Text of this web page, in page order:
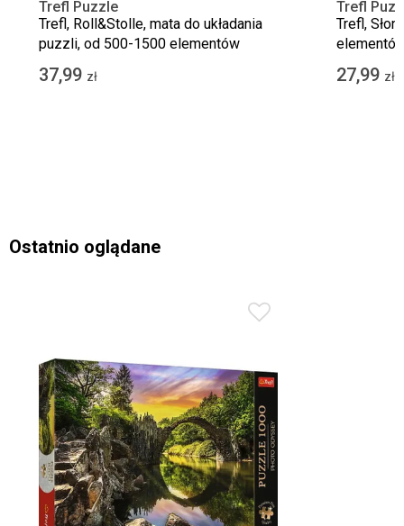
Trefl Puzzle
Trefl, Roll&Stolle, mata do układania
puzzli, od 500-1500 elementów
37,99 zł
Trefl
Trefl,
27,99 zł
Ostatnio oglądane